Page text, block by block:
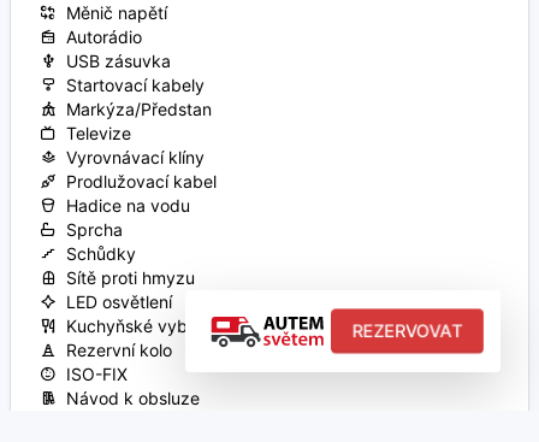
Měnič napětí
Autorádio
USB zásuvka
Startovací kabely
Markýza/Předstan
Televize
Vyrovnávací klíny
Prodlužovací kabel
Hadice na vodu
Sprcha
Schůdky
Sítě proti hmyzu
LED osvětlení
Kuchyňské vybavení
Rezervní kolo
ISO-FIX
Návod k obsluze
REZERVOVAT